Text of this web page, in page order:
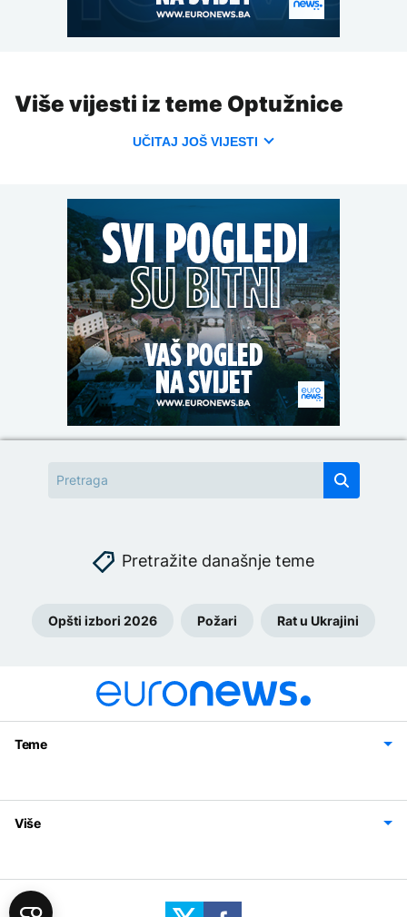
Više vijesti iz teme Optužnice
UČITAJ JOŠ VIJESTI
Pretražite današnje teme
Opšti izbori 2026 Požari Rat u Ukrajini
Teme
Svijet
Sport
Magazin
Više
Politika privatnosti
Uslovi korišćenja